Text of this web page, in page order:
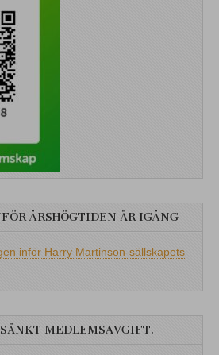
ÅRSHÖGTIDEN ÄR IGÅNG
inför Harry Martinson-sällskapets
MEDLEMSAVGIFT.